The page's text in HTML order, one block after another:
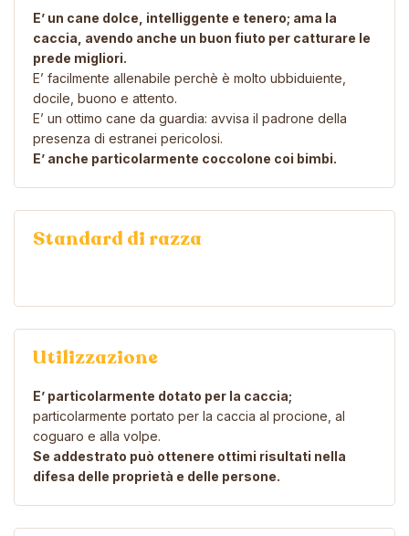
E’ un cane dolce, intelliggente e tenero; ama la
caccia, avendo anche un buon fiuto per catturare le
prede migliori.
E’ facilmente allenabile perchè è molto ubbiduiente,
docile, buono e attento.
E’ un ottimo cane da guardia: avvisa il padrone della
presenza di estranei pericolosi.
E’ anche particolarmente coccolone coi bimbi.
Standard di razza
Utilizzazione
E’ particolarmente dotato per la caccia;
particolarmente portato per la caccia al procione, al
coguaro e alla volpe.
Se addestrato può ottenere ottimi risultati nella
difesa delle proprietà e delle persone.